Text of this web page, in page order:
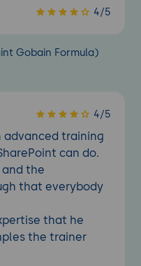
4/5
Gobain Formula)
4/5
advanced training
can do.
the
that everybody
that he
the trainer